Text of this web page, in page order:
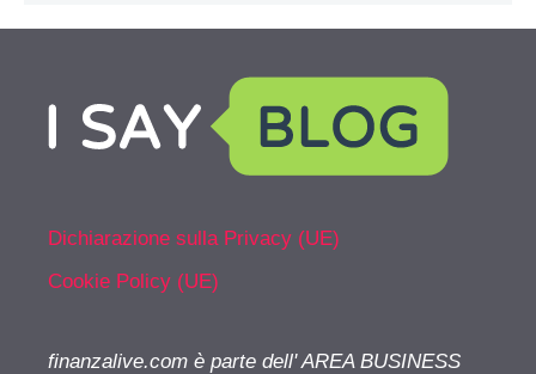
Dichiarazione sulla Privacy (UE)
Cookie Policy (UE)
finanzalive.com è parte dell' AREA BUSINESS